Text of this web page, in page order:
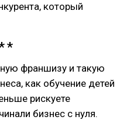
который
франшизу и такую
как обучение детей
рискуете
бизнес с нуля.